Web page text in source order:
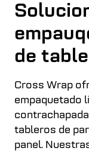
de
Cross Wrap
empaquetado
tableros de
panel.